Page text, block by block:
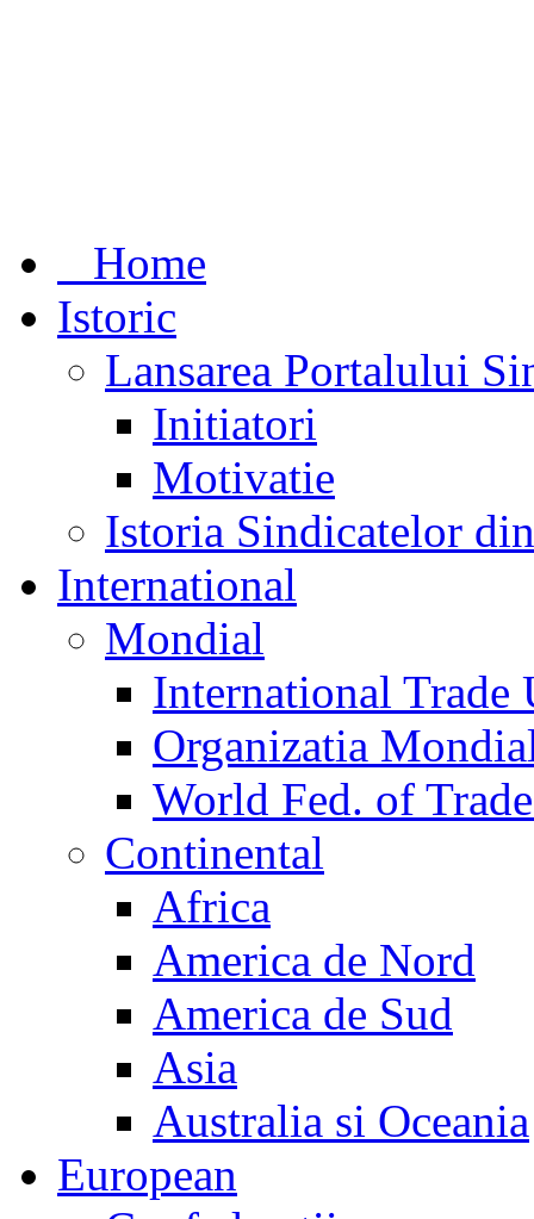
Home
Istoric
Lansarea Portalului
Initiatori
Motivatie
Istoria Sindicatelor
International
Mondial
International Trade
Organizatia
World Fed. of
Continental
Africa
America de Nord
America de Sud
Asia
Australia si Oceania
European